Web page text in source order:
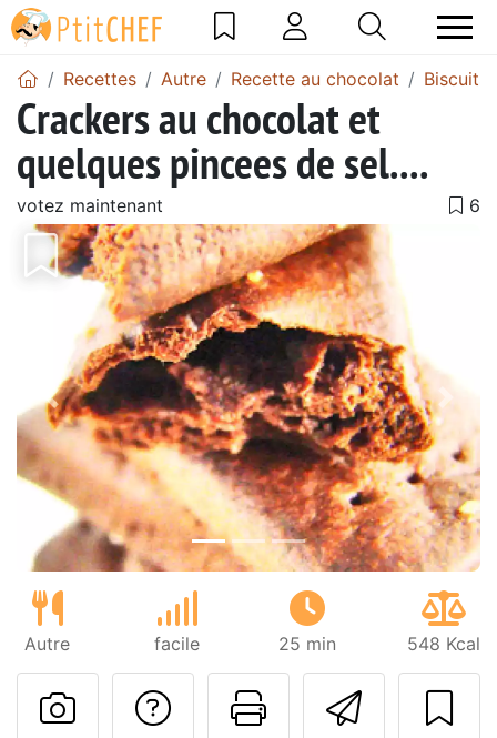
Recettes Autre Recette au chocolat Biscuits
Crackers au chocolat et
quelques pincees de sel....
votez maintenant
Précédent
Autre facile 25 min 548 Kcal
Imprimer
Poser une